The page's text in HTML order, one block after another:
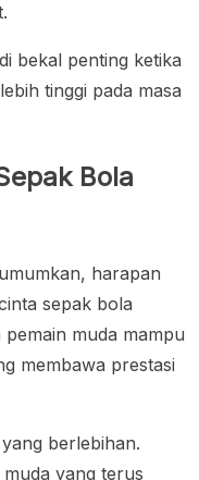
bekal penting ketika
tinggi pada masa
Bola
harapan
sepak bola
muda mampu
membawa prestasi
berlebihan.
yang terus